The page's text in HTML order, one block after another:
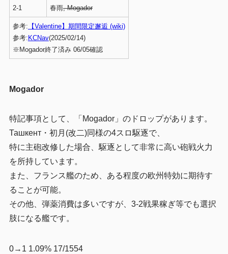
2-1 春雨, Mogador
参考: 【Valentine】期間限定邂逅 (wiki)
参考: KCNav(2025/02/14)
※Mogador終了済み 06/05確認
Mogador
特記事項として、「Mogador」のドロップがあります。
Ташкент・初月(改二)同様の4スロ駆逐で、
特に主砲改修した場合、駆逐として非常に高い砲戦火力
を所持しています。
また、フランス艦のため、ある程度の欧州特効に期待す
ることが可能。
その他、弾薬消費は多いですが、3-2戦果稼ぎ等でも選択
肢になる艦です。
0→1 1.09% 17/1554